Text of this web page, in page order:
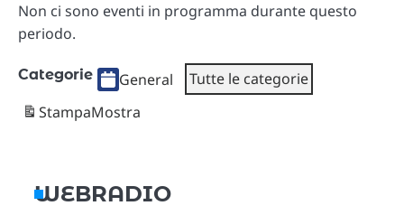
Non ci sono eventi in programma durante questo
periodo.
Categorie General
Tutte le categorie
StampaMostra
WEBRADIO